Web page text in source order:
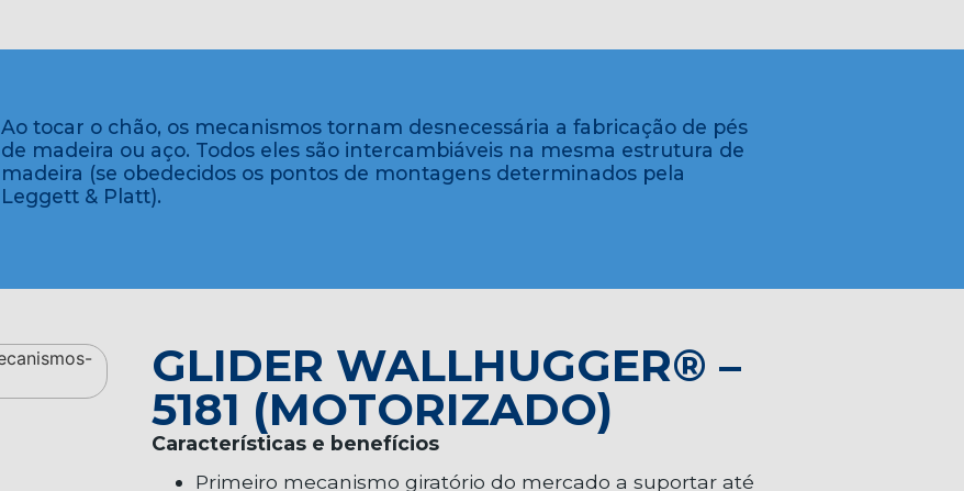
Ao tocar o chão, os mecanismos tornam desnecessária a fabricação de pés
de madeira ou aço. Todos eles são intercambiáveis na mesma estrutura de
madeira (se obedecidos os pontos de montagens determinados pela
Leggett & Platt).
GLIDER WALLHUGGER® –
5181 (MOTORIZADO)
Características e benefícios
Primeiro mecanismo giratório do mercado a suportar até